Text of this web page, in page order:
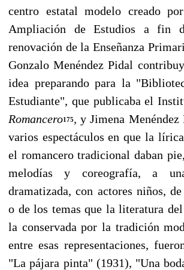
centro estatal modelo creado
Ampliación de Estudios a fin
renovación de la Enseñanza
Gonzalo Menéndez Pidal
idea preparando para la
Estudiante", que publicaba el
Romancero175,y Jimena Menéndez
varios espectáculos en que la
el romancero tradicional daban
melodías y co­reografía, a
dramatizada, con actores niños,
o de los te­mas que la literatura
la conservada por la tradición
en­tre esas representaciones,
"La pájara pinta" (1931), "Una